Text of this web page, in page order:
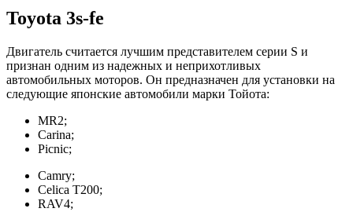
Toyota 3s-fe
Двигатель считается лучшим представителем серии S и
признан одним из надежных и неприхотливых
автомобильных моторов. Он предназначен для установки на
следующие японские автомобили марки Тойота:
MR2;
Carina;
Picnic;
Camry;
Celica T200;
RAV4;